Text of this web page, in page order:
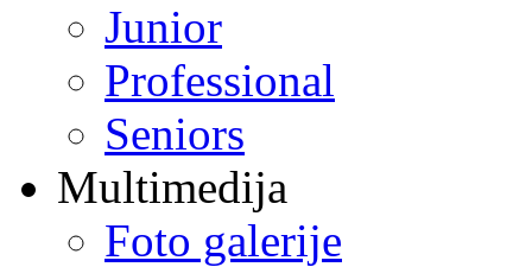
Junior
Professional
Seniors
Multimedija
Foto galerije